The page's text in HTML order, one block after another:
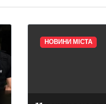
НОВИНИ МІСТА